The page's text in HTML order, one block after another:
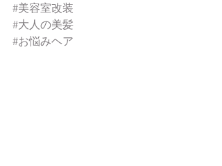
#美容室改装
#大人の美髪
#お悩みヘア